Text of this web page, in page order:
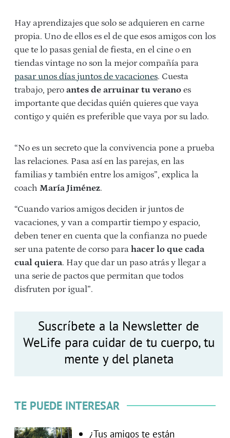
Hay aprendizajes que solo se adquieren en carne
propia. Uno de ellos es el de que esos amigos con los
que te lo pasas genial de fiesta, en el cine o en
tiendas vintage no son la mejor compañía para
pasar unos días juntos de vacaciones. Cuesta
trabajo, pero antes de arruinar tu verano es
importante que decidas quién quieres que vaya
contigo y quién es preferible que vaya por su lado.
“No es un secreto que la convivencia pone a prueba
las relaciones. Pasa así en las parejas, en las
familias y también entre los amigos”, explica la
coach María Jiménez.
“Cuando varios amigos deciden ir juntos de
vacaciones, y van a compartir tiempo y espacio,
deben tener en cuenta que la confianza no puede
ser una patente de corso para hacer lo que cada
cual quiera. Hay que dar un paso atrás y llegar a
una serie de pactos que permitan que todos
disfruten por igual”.
Suscríbete a la Newsletter de
WeLife para cuidar de tu cuerpo, tu
mente y del planeta
TE PUEDE INTERESAR
¿Tus amigos te están